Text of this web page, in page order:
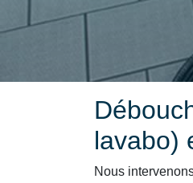
lavabo)
Nous